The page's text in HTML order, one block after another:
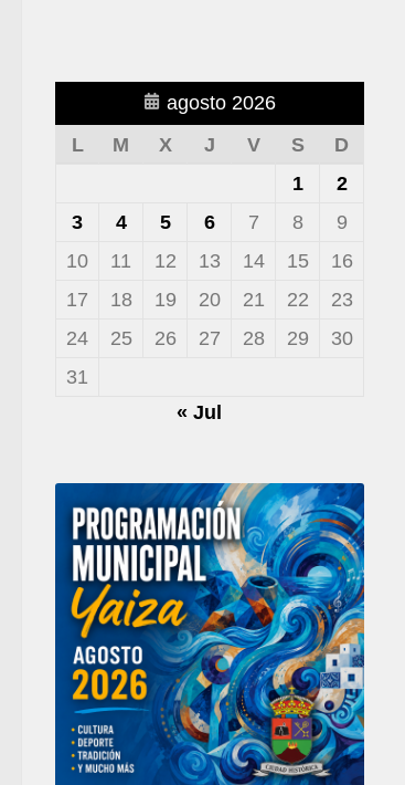
agosto 2026
L
M X J V S
D
1
2
3
4 5 6 7 8
9
10
11 12 13 14 15
16
17
18 19 20 21 22
23
24
25 26 27 28 29
30
31
« Jul